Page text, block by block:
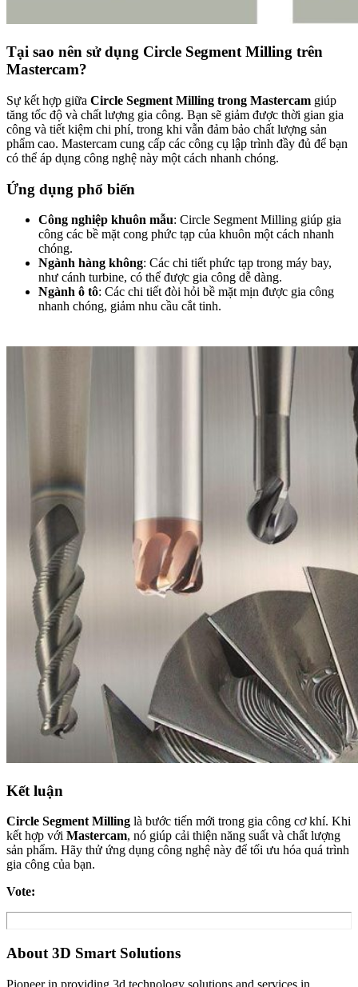
Tại sao nên sử dụng Circle Segment Milling trên
Mastercam?
Sự kết hợp giữa Circle Segment Milling trong Mastercam giúp
tăng tốc độ và chất lượng gia công. Bạn sẽ giảm được thời gian gia
công và tiết kiệm chi phí, trong khi vẫn đảm bảo chất lượng sản
phẩm cao. Mastercam cung cấp các công cụ lập trình đầy đủ để bạn
có thể áp dụng công nghệ này một cách nhanh chóng.
Ứng dụng phổ biến
Công nghiệp khuôn mẫu: Circle Segment Milling giúp gia
công các bề mặt cong phức tạp của khuôn một cách nhanh
chóng.
Ngành hàng không: Các chi tiết phức tạp trong máy bay,
như cánh turbine, có thể được gia công dễ dàng.
Ngành ô tô: Các chi tiết đòi hỏi bề mặt mịn được gia công
nhanh chóng, giảm nhu cầu cắt tinh.
Kết luận
Circle Segment Milling là bước tiến mới trong gia công cơ khí. Khi
kết hợp với Mastercam, nó giúp cải thiện năng suất và chất lượng
sản phẩm. Hãy thử ứng dụng công nghệ này để tối ưu hóa quá trình
gia công của bạn.
Vote:
About 3D Smart Solutions
Pioneer in providing 3d technology solutions and services in